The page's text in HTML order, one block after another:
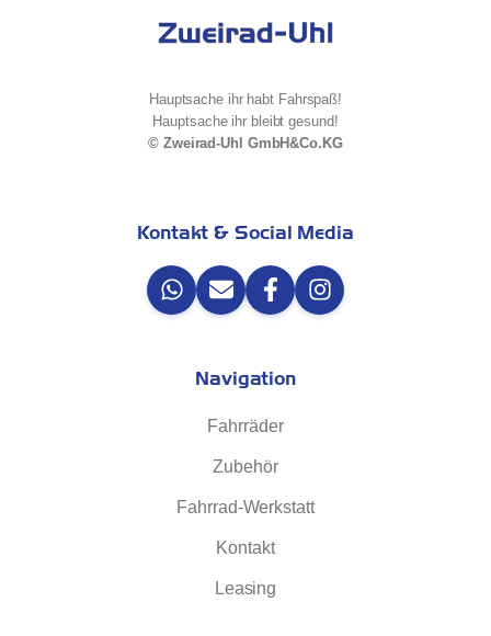
Hauptsache ihr habt Fahrspaß!
Hauptsache ihr bleibt gesund!
© Zweirad-Uhl GmbH&Co.KG
Kontakt & Social Media
Navigation
Fahrräder
Zubehör
Fahrrad-Werkstatt
Kontakt
Leasing